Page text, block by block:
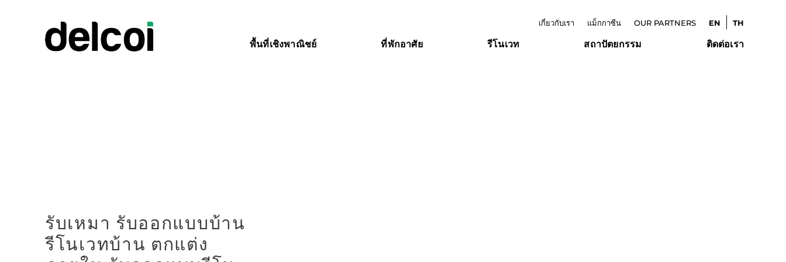
เกี่ยวกับเรา แม็กกาซีน OUR PARTNERS EN TH
พื้นที่เชิงพาณิชย์ ที่พักอาศัย รีโนเวท สถาปัตยกรรม ติดต่อเรา
รับเหมา รับออกแบบบ้าน
รีโนเวทบ้าน ตกแต่ง